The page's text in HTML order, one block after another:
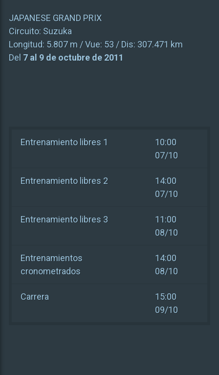
JAPANESE GRAND PRIX
Circuito: Suzuka
Longitud: 5.807 m / Vue: 53 / Dis: 307.471 km
Del 7 al 9 de octubre de 2011
Entrenamiento libres 1
10:00
07/10
Entrenamiento libres 2
14:00
07/10
Entrenamiento libres 3
11:00
08/10
Entrenamientos
cronometrados
14:00
08/10
Carrera
15:00
09/10